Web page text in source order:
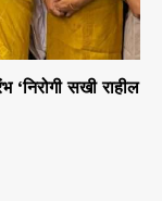
‘निरोगी सखी राहील